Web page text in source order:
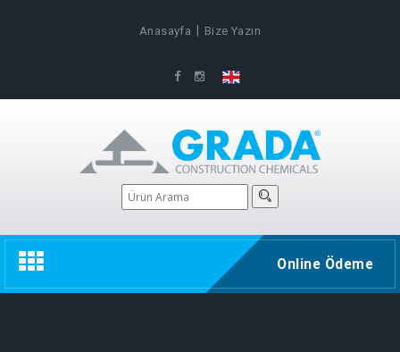
Anasayfa Bize Yazın
Toggle
navigation
Online Ödeme